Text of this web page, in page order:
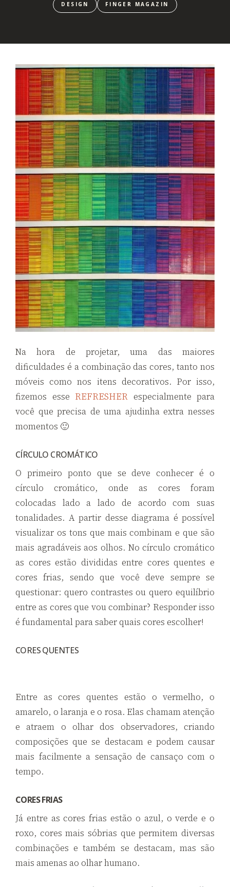
DESIGN FINGER MAGAZIN
Na hora de projetar, uma das maiores
dificuldades é a combinação das cores, tanto nos
móveis como nos itens decorativos. Por isso,
fizemos esse REFRESHER especialmente para
você que precisa de uma ajudinha extra nesses
momentos 🙂
CÍRCULO CROMÁTICO
O primeiro ponto que se deve conhecer é o
círculo cromático, onde as cores foram
colocadas lado a lado de acordo com suas
tonalidades. A partir desse diagrama é possível
visualizar os tons que mais combinam e que são
mais agradáveis aos olhos. No círculo cromático
as cores estão divididas entre cores quentes e
cores frias, sendo que você deve sempre se
questionar: quero contrastes ou quero equilíbrio
entre as cores que vou combinar? Responder isso
é fundamental para saber quais cores escolher!
CORES QUENTES
Entre as cores quentes estão o vermelho, o
amarelo, o laranja e o rosa. Elas chamam atenção
e atraem o olhar dos observadores, criando
composições que se destacam e podem causar
mais facilmente a sensação de cansaço com o
tempo.
CORES FRIAS
Já entre as cores frias estão o azul, o verde e o
roxo, cores mais sóbrias que permitem diversas
combinações e também se destacam, mas são
mais amenas ao olhar humano.